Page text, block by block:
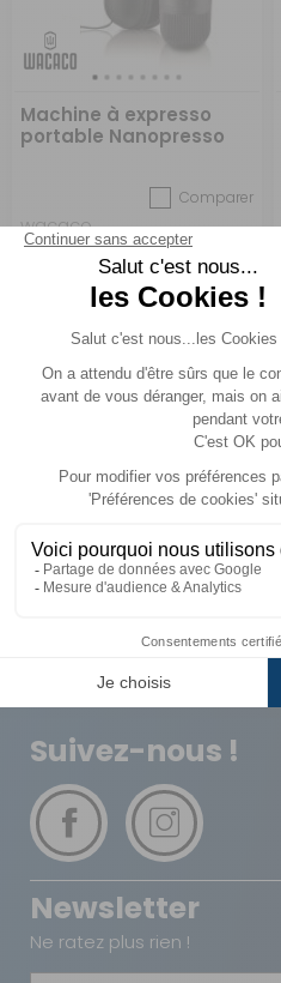
Machine à expresso
portable Nanopresso
Comparer
wacaco
Réf : 086184 EN STOCK
ACHETER 98,90 €
Livraison
Expédié sous 72h
Avantages
Suivez-nous !
Newsletter
Ne ratez plus rien !